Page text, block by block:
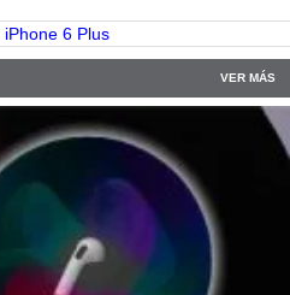
iPhone 6 Plus
VER MÁS